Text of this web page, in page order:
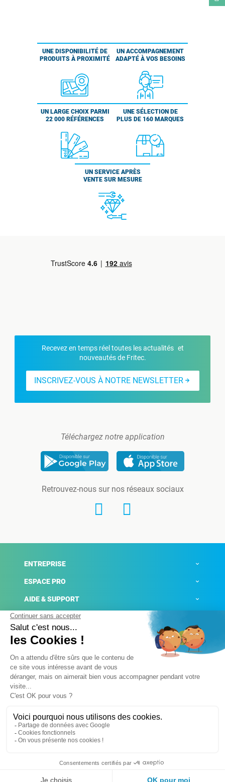
UNE DISPONIBILITÉ DE
PRODUITS À PROXIMITÉ
UN ACCOMPAGNEMENT
ADAPTÉ À VOS BESOINS
UN LARGE CHOIX PARMI
22 000 RÉFÉRENCES
UNE SÉLECTION DE
PLUS DE 160 MARQUES
UN SERVICE APRÈS
VENTE SUR MESURE
Recevez en temps réel toutes les actualités et
nouveautés de Fritec.
INSCRIVEZ-VOUS À NOTRE NEWSLETTER
Téléchargez notre application
Retrouvez-nous sur nos réseaux sociaux
ENTREPRISE
ESPACE PRO
AIDE & SUPPORT
ACTUALITÉS
Mentions légales
Conditions générales de ventes
Plateforme de signalement